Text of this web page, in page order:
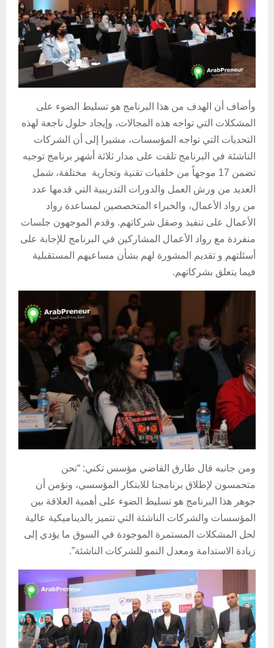
وأضاف أن الهدف من هذا البرنامج هو تسليط الضوء على
المشكلات التي تواجه هذه المجالات، وإيجاد حلول ناجعة لهذه
التحديات التي تواجه المؤسسات، مشيرا إلى أن الشركات
الناشئة في البرنامج تلقت على مدار ثلاثة أشهر برنامج توجيه
تضمن 17 موجهاً من خلفيات تقنية وتجارية مختلفة، شمل
العديد من ورش العمل والدورات التدريبية التي قدمها عدد
من رواد الأعمال، والخبراء المتخصصين لمساعدة رواد
الأعمال على تنفيذ وصقل شركاتهم. وقدم الموجهون جلسات
منفردة مع رواد الأعمال المشاركين في البرنامج للإجابة على
أسئلتهم و تقديم المشورة لهم بشأن مساعيهم المستقبلية
فيما يتعلق بشركاتهم.
ومن جانبه قال طارق القاضي مؤسس تكني: “نحن
متحمسون لإطلاق برنامجنا للابتكار المؤسسي، ونؤمن أن
جوهر هذا البرنامج هو تسليط الضوء على أهمية العلاقة بين
المؤسسات والشركات الناشئة التي تتميز بالديناميكية عالية
لحل المشكلات المستمرة الموجودة في السوق ما يؤدي إلى
زيادة الاستدامة ومعدل النمو للشركات الناشئة”.